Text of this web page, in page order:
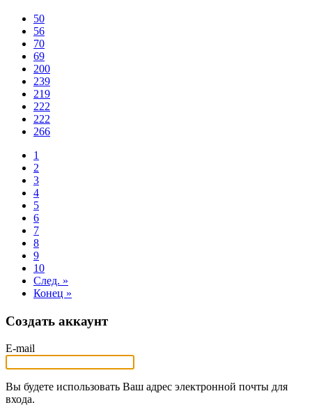
50
56
70
69
200
239
219
222
222
266
1
2
3
4
5
6
7
8
9
10
След. »
Конец »
Создать аккаунт
E-mail
Вы будете использовать Ваш адрес электронной почты для
входа.